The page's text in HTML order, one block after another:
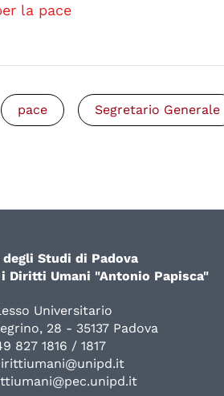
la pace
pace Segretario Generale
Studi di Padova
Diritti Umani "Antonio Papisca"
Universitario
28 - 35137 Padova
827 1816 / 1817